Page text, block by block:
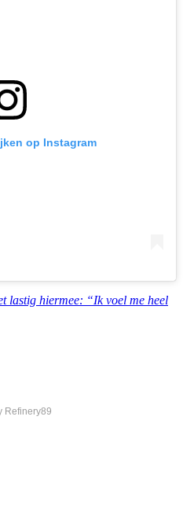
op Instagram
lastig hiermee: “Ik voel me heel
Refinery89